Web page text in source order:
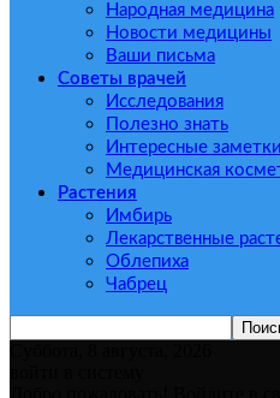
Народная медицина
Новости медицины
Ваши письма
Советы врачей
Исследования
Полезно знать
Интересные заметки
Медицинская
Растения
Имбирь
Лекарственные
Облепиха
Чабрец